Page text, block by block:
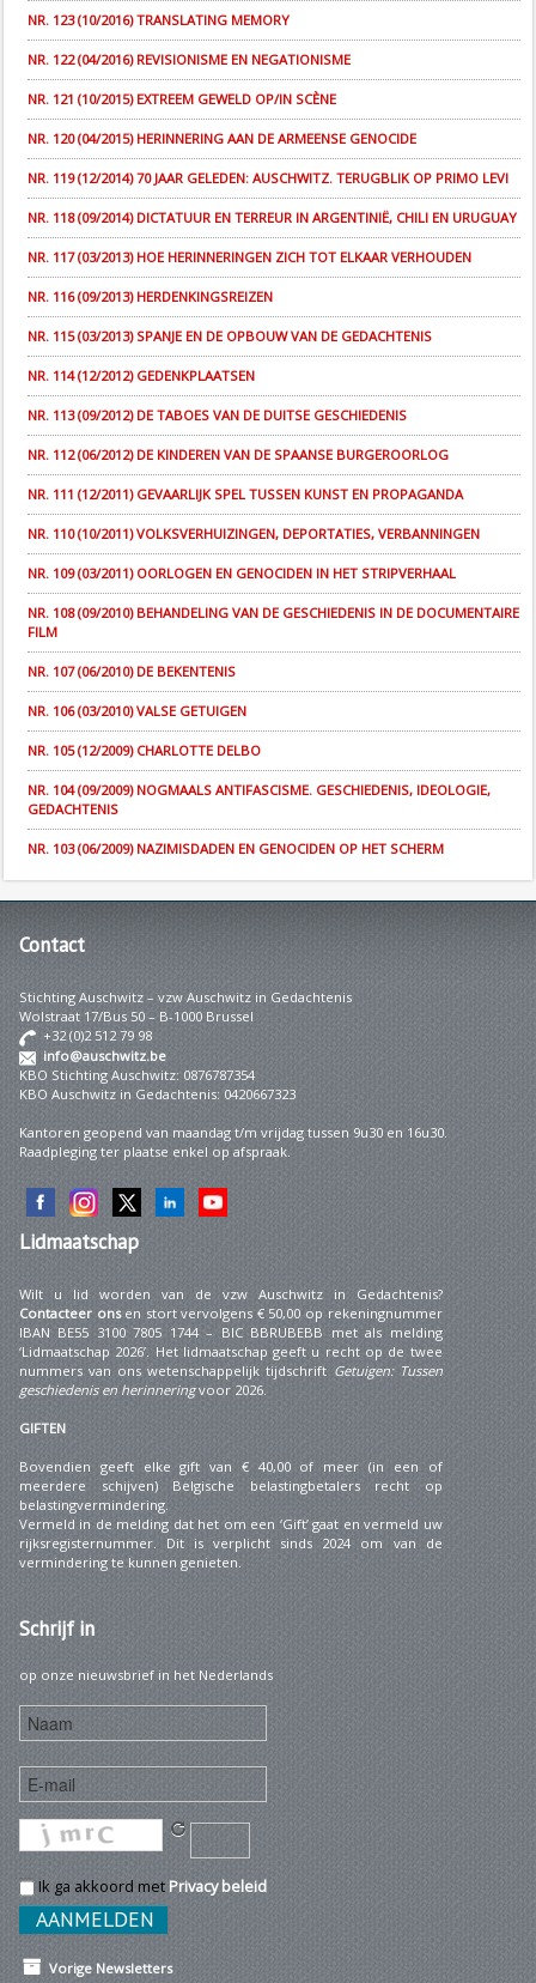
NR. 123 (10/2016) TRANSLATING MEMORY
NR. 122 (04/2016) REVISIONISME EN NEGATIONISME
NR. 121 (10/2015) EXTREEM GEWELD OP/IN SCÈNE
NR. 120 (04/2015) HERINNERING AAN DE ARMEENSE GENOCIDE
NR. 119 (12/2014) 70 JAAR GELEDEN: AUSCHWITZ. TERUGBLIK OP PRIMO LEVI
NR. 118 (09/2014) DICTATUUR EN TERREUR IN ARGENTINIË, CHILI EN URUGUAY
NR. 117 (03/2013) HOE HERINNERINGEN ZICH TOT ELKAAR VERHOUDEN
NR. 116 (09/2013) HERDENKINGSREIZEN
NR. 115 (03/2013) SPANJE EN DE OPBOUW VAN DE GEDACHTENIS
NR. 114 (12/2012) GEDENKPLAATSEN
NR. 113 (09/2012) DE TABOES VAN DE DUITSE GESCHIEDENIS
NR. 112 (06/2012) DE KINDEREN VAN DE SPAANSE BURGEROORLOG
NR. 111 (12/2011) GEVAARLIJK SPEL TUSSEN KUNST EN PROPAGANDA
NR. 110 (10/2011) VOLKSVERHUIZINGEN, DEPORTATIES, VERBANNINGEN
NR. 109 (03/2011) OORLOGEN EN GENOCIDEN IN HET STRIPVERHAAL
NR. 108 (09/2010) BEHANDELING VAN DE GESCHIEDENIS IN DE DOCUMENTAIRE
FILM
NR. 107 (06/2010) DE BEKENTENIS
NR. 106 (03/2010) VALSE GETUIGEN
NR. 105 (12/2009) CHARLOTTE DELBO
NR. 104 (09/2009) NOGMAALS ANTIFASCISME. GESCHIEDENIS, IDEOLOGIE,
GEDACHTENIS
NR. 103 (06/2009) NAZIMISDADEN EN GENOCIDEN OP HET SCHERM
Contact
Stichting Auschwitz – vzw Auschwitz in Gedachtenis
Wolstraat 17/Bus 50 – B-1000 Brussel
+32 (0)2 512 79 98
info@auschwitz.be
KBO Stichting Auschwitz: 0876787354
KBO Auschwitz in Gedachtenis: 0420667323
Kantoren geopend van maandag t/m vrijdag tussen 9u30 en 16u30.
Raadpleging ter plaatse enkel op afspraak.
Lidmaatschap
Wilt u lid worden van de vzw Auschwitz in Gedachtenis?
Contacteer onsen stort vervolgens € 50,00 op rekeningnummer
IBAN BE55 3100 7805 1744 – BIC BBRUBEBB met als melding
‘Lidmaatschap 2026’. Het lidmaatschap geeft u recht op de twee
nummers van ons wetenschappelijk tijdschrift Getuigen: Tussen
geschiedenis en herinneringvoor 2026.
GIFTEN
Bovendien geeft elke gift van € 40,00 of meer (in een of
meerdere schijven) Belgische belastingbetalers recht op
belastingvermindering.
Vermeld in de melding dat het om een ‘Gift’ gaat en vermeld uw
rijksregisternummer. Dit is verplicht sinds 2024 om van de
vermindering te kunnen genieten.
Schrijfin
op onze nieuwsbrief in het Nederlands
Ik ga akkoord met Privacy beleid
Vorige Newsletters